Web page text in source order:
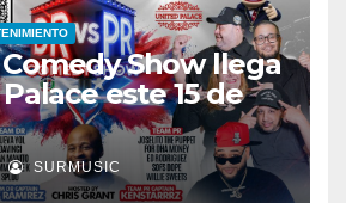
Comedy Show llega
este 15 de
SURMUSIC